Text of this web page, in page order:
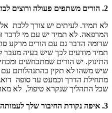
2. הורים משתפים פעולה ורוצים לבוא לטיפול?
לא תמיד. לעיתים יש צורך ללכת
המרפאה. לא תמיד יש עם מי לדבר
שדומה הדבר גם עם הורים מרקע
תמיד מודעים לכך שיש בעיה מעבר
התינוק. יש הורים שמתכחשים
שיש משהו לא תקין בהתנהלותם עם
מתחילת הדרך וכמעט עד סופה
שכל התהליך שנקרא טיפול, לא
3. איפה נקודת החיבור שלך לעמותה?